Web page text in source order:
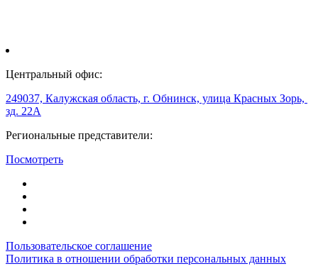
Центральный офис:
249037, Калужская область, г. Обнинск, улица Красных Зорь,
зд. 22А
Региональные представители:
Посмотреть
Пользовательское соглашение
Политика в отношении обработки персональных данных